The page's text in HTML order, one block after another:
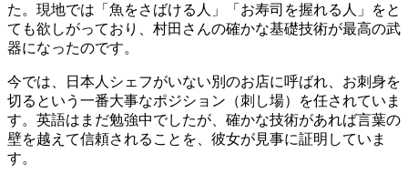
た。現地では「魚をさばける人」「お寿司を握れる人」をと
ても欲しがっており、村田さんの確かな基礎技術が最高の武
器になったのです。
今では、日本人シェフがいない別のお店に呼ばれ、お刺身を
切るという一番大事なポジション（刺し場）を任されていま
す。英語はまだ勉強中でしたが、確かな技術があれば言葉の
壁を越えて信頼されることを、彼女が見事に証明していま
す。